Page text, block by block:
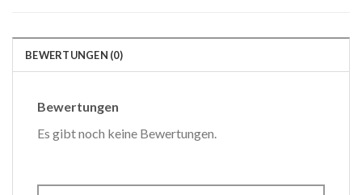
BEWERTUNGEN (0)
Bewertungen
Es gibt noch keine Bewertungen.